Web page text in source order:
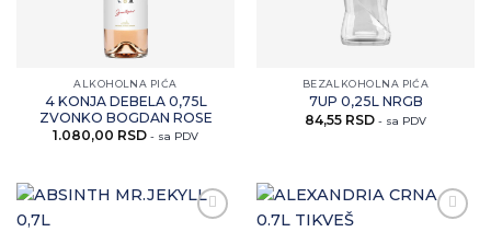
ALKOHOLNA PIĆA
4 KONJA DEBELA 0,75L
ZVONKO BOGDAN ROSE
1.080,00 RSD - sa PDV
BEZALKOHOLNA PIĆA
7UP 0,25L NRGB
84,55 RSD - sa PDV